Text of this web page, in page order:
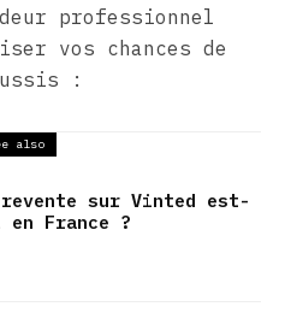
professionnel
vos chances de
:
also
revente sur Vinted est-
France ?